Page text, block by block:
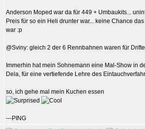
Anderson Moped war da für 449 + Umbaukits...
Preis für so ein Heli drunter war... keine Chance
war :p
@Sviny: gleich 2 der 6 Rennbahnen waren für
Immerhin hat mein Sohnemann eine Mal-Show in
Dela, für eine vertiefende Lehre des
so, ich gehe mal mein Kuchen essen
---PING